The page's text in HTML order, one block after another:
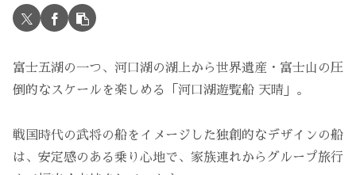
富士五湖の一つ、河口湖の湖上から世界遺産・富士山の圧
倒的なスケールを楽しめる「河口湖遊覧船 天晴」。
戦国時代の武将の船をイメージした独創的なデザインの船
は、安定感のある乗り心地で、家族連れからグループ旅行